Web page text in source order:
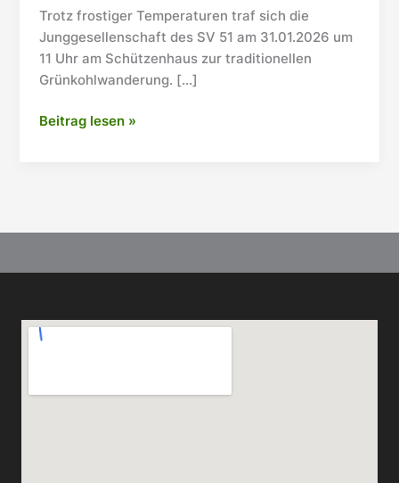
Trotz frostiger Temperaturen traf sich die
Junggesellenschaft des SV 51 am 31.01.2026 um
11 Uhr am Schützenhaus zur traditionellen
Grünkohlwanderung. […]
Grünkohlwanderung
Temperaturen
Beitrag lesen »